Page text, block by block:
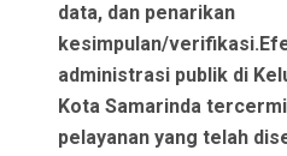
data, dan penarikan
kesimpulan/
administrasi publik di
Kota Samarinda
pelayanan yang telah